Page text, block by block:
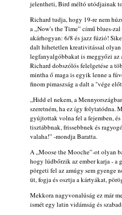
jelentheti, Bird méltó utódjainak
Richard tudja, hogy 19-re nem
a „Now’s the Time” című blues-
akárhogyan: 6/8 és jazz fúzió!
dalt hihetetlen kreativitással
legfanyalgóbbakat is meggyőzi az
Richard dobszólós felelgetése a
mintha ő maga is egyik lenne a
finom pimaszság a dalt a "vége
„Hidd el nekem, a
szeretném, ha ez így folytatódna.
gyújtottak volna fel a fejemben, és
tisztábbnak, frissebbnek és
valaha!” -mondja Baratta.
A „Moose the Mooche”-ot olyan
hogy lúdbőrzik az ember karja - a
pörgeti fel az amúgy sem gyenge
üt, fogja és osztja a kártyákat,
Mekkora nagyvonalúság ez már
ismét egy latin vidámság és